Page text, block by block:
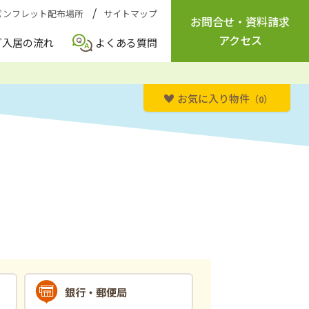
ンフレット配布場所 サイトマップ
居の流れ よくある質問
お問合せ ・ 資料請求
アクセス
お気に入り物件（0）
銀行・郵便局